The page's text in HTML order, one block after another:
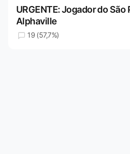
URGENTE: Jogador do São
Alphaville
19 (57,7%)